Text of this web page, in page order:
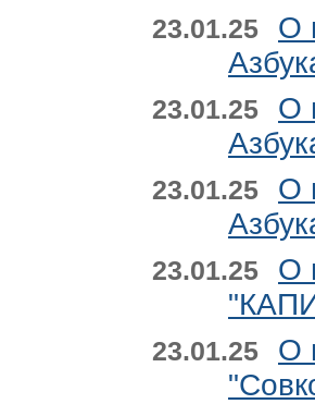
23.01.25
О
23.01.25
О
23.01.25
О
23.01.25
О
23.01.25
О